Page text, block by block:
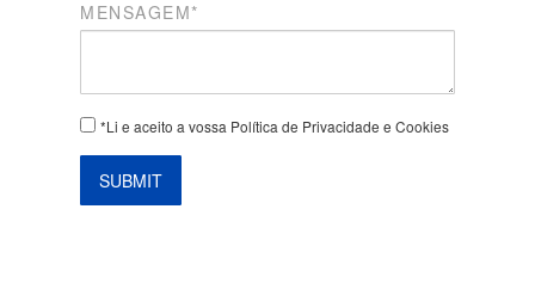
MENSAGEM*
*Li e aceito a vossa Política de Privacidade e Cookies
SUBMIT